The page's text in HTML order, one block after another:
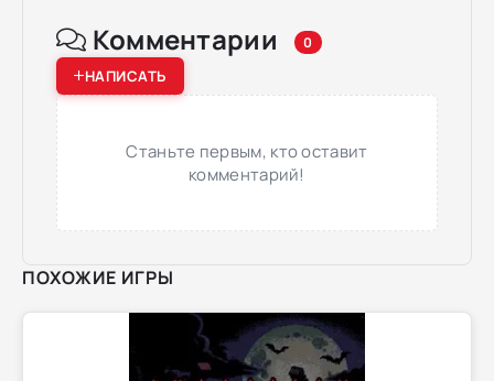
Комментарии 0
НАПИСАТЬ
Станьте первым, кто оставит
комментарий!
ПОХОЖИЕ ИГРЫ